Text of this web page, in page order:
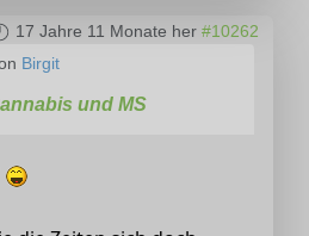
17 Jahre 11 Monate her #10262
Birgit
und MS